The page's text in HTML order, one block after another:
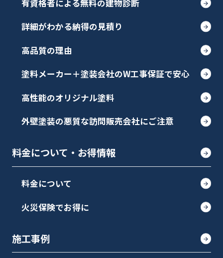
有資格者による無料の建物診断
詳細がわかる納得の見積り
高品質の理由
塗料メーカー＋塗装会社のW工事保証で安心
高性能のオリジナル塗料
外壁塗装の悪質な訪問販売会社にご注意
料金について・お得情報
料金について
火災保険でお得に
施工事例